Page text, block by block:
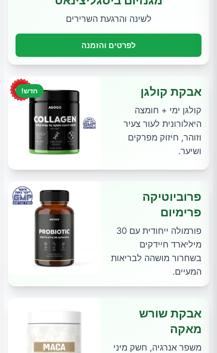
לשינה והרגעת השרירים
לפרטים והזמנה
חדש! אבקת קולגן
קולגן ימי + חומצה
היאלורונית לעור צעיר
וזוהר, חיזוק מפרקים
ושיער.
פרוביוטיקה
פרימיום
פורמולה ייחודית עם 30
מיליארד חיידקים
בשחרור מושהה לבריאות
המעיים.
אבקת שורש
מאקה
משפר אנרגיה, חשק מיני